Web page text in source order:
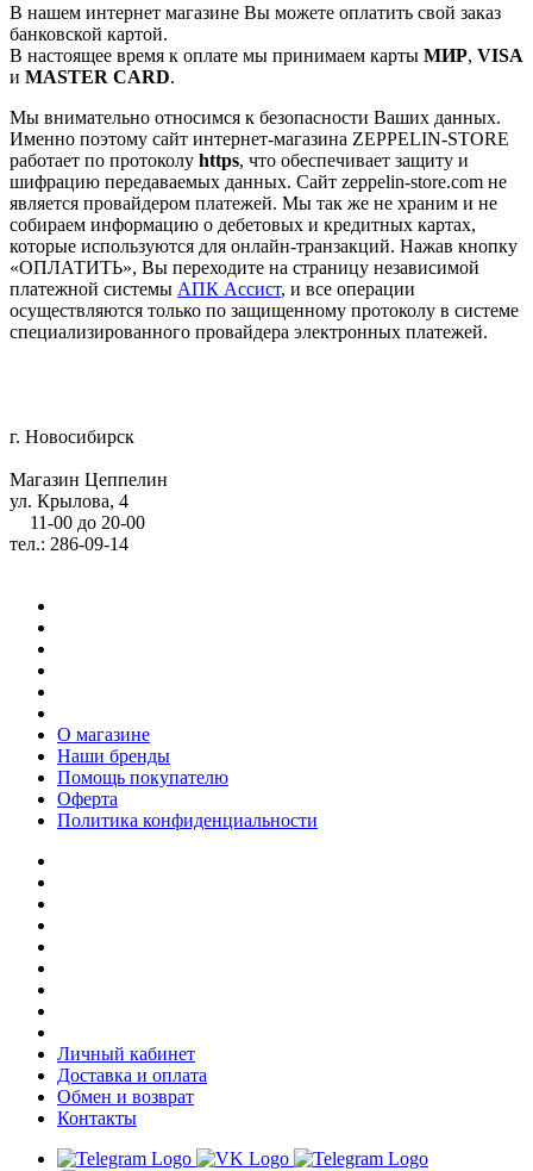
В нашем интернет магазине Вы можете оплатить свой заказ
банковской картой.
В настоящее время к оплате мы принимаем карты МИР, VISA
и MASTER CARD.
Мы внимательно относимся к безопасности Ваших данных.
Именно поэтому сайт интернет-магазина ZEPPELIN-STORE
работает по протоколу https, что обеспечивает защиту и
шифрацию передаваемых данных. Сайт zeppelin-store.com не
является провайдером платежей. Мы так же не храним и не
собираем информацию о дебетовых и кредитных картах,
которые используются для онлайн-транзакций. Нажав кнопку
«ОПЛАТИТЬ», Вы переходите на страницу независимой
платежной системы АПК Ассист, и все операции
осуществляются только по защищенному протоколу в системе
специализированного провайдера электронных платежей.
г. Новосибирск
Магазин Цеппелин
ул. Крылова, 4
11-00 до 20-00
тел.: 286-09-14
О магазине
Наши бренды
Помощь покупателю
Оферта
Политика конфиденциальности
Личный кабинет
Доставка и оплата
Обмен и возврат
Контакты